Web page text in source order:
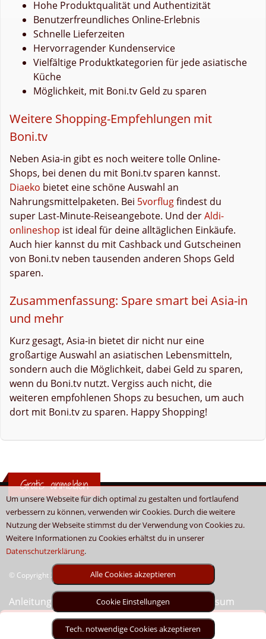
Um unsere Webseite für dich optimal zu gestalten und fortlaufend
verbessern zu können, verwenden wir Cookies. Durch die weitere
Nutzung der Webseite stimmst du der Verwendung von Cookies zu.
Weitere Informationen zu Cookies erhältst du in unserer
Datenschutzerklärung.
Alle Cookies akzeptieren
Cookie Einstellungen
Tech. notwendige Cookies akzeptieren
Hohe Produktqualität und Authentizität
Benutzerfreundliches Online-Erlebnis
Schnelle Lieferzeiten
Hervorragender Kundenservice
Vielfältige Produktkategorien für jede asiatische
Küche
Möglichkeit, mit Boni.tv Geld zu sparen
Weitere Shopping-Empfehlungen mit
Boni.tv
Neben Asia-in gibt es noch weitere tolle Online-
Shops, bei denen du mit Boni.tv sparen kannst.
Diaeko bietet eine schöne Auswahl an
Nahrungsmittelpaketen. Bei 5vorflugfindest du
super Last-Minute-Reiseangebote. Und derAldi-
onlineshop ist ideal für deine alltäglichen Einkäufe.
Auch hier kannst du mit Cashback und Gutscheinen
von Boni.tv neben tausenden anderen Shops Geld
sparen.
Zusammenfassung: Spare smart bei Asia-in
und mehr
Kurz gesagt, Asia-in bietet dir nicht nur eine
großartige Auswahl an asiatischen Lebensmitteln,
sondern auch die Möglichkeit, dabei Geld zu sparen,
wenn du Boni.tv nutzt. Vergiss auch nicht, die
weiteren empfohlenen Shops zu besuchen, um auch
dort mit Boni.tv zu sparen. Happy Shopping!
Gratis anmelden
© Copyright 2026 - Boni.tv / Cashback & Gutscheine
Anleitung Sitemap Kontakt Unser Impressum